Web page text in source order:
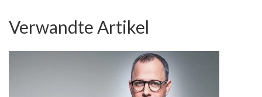
Verwandte Artikel